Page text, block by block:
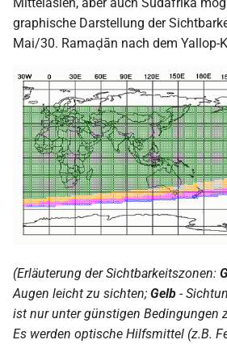
graphische Darstellung der
Mai/30. Ramaḍān nach dem Yallop-
(Erläuterung der Sichtbarkeitszonen:
Augen leicht zu sichten; Gelb -
ist nur unter günstigen Bedingungen
Es werden optische Hilfsmittel (z.B.